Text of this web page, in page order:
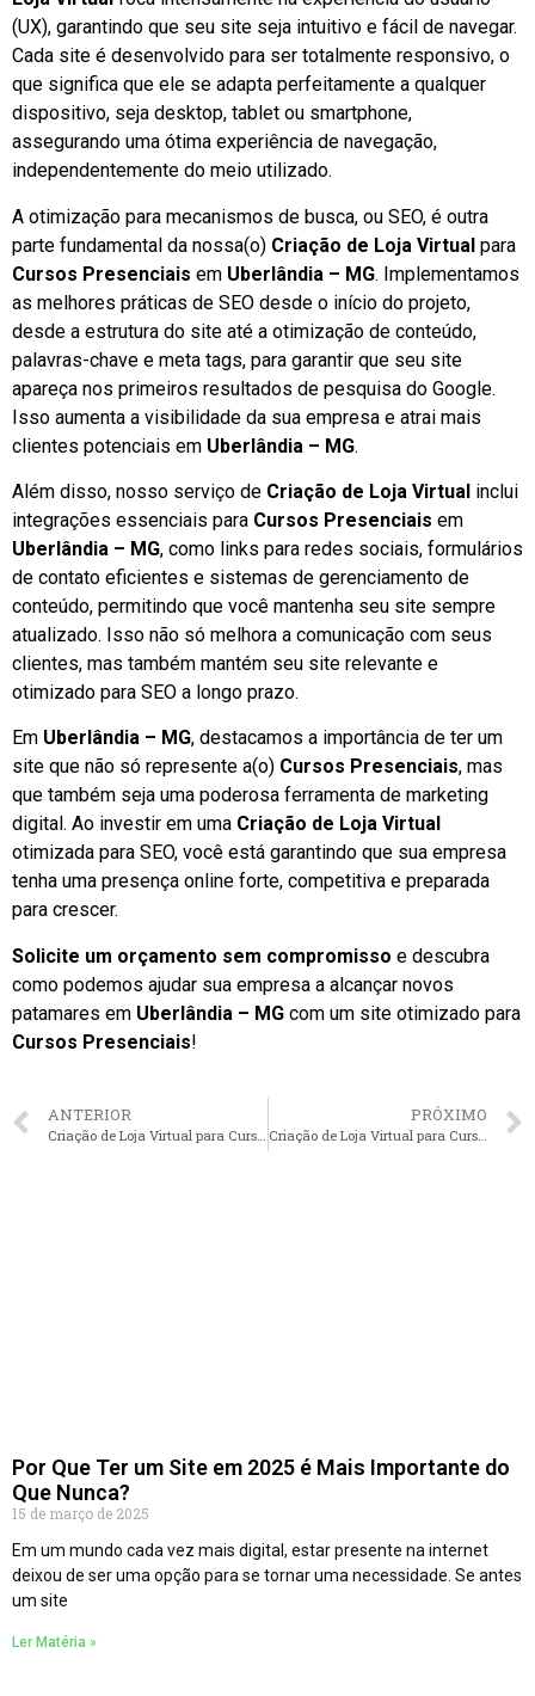
(UX), garantindo que seu site seja intuitivo e fácil de navegar.
Cada site é desenvolvido para ser totalmente responsivo, o
que significa que ele se adapta perfeitamente a qualquer
dispositivo, seja desktop, tablet ou smartphone,
assegurando uma ótima experiência de navegação,
independentemente do meio utilizado.
A otimização para mecanismos de busca, ou SEO, é outra
parte fundamental da nossa(o) Criação de Loja Virtual para
Cursos Presenciais em Uberlândia – MG. Implementamos
as melhores práticas de SEO desde o início do projeto,
desde a estrutura do site até a otimização de conteúdo,
palavras-chave e meta tags, para garantir que seu site
apareça nos primeiros resultados de pesquisa do Google.
Isso aumenta a visibilidade da sua empresa e atrai mais
clientes potenciais em Uberlândia – MG.
Além disso, nosso serviço de Criação de Loja Virtual inclui
integrações essenciais para Cursos Presenciais em
Uberlândia – MG, como links para redes sociais, formulários
de contato eficientes e sistemas de gerenciamento de
conteúdo, permitindo que você mantenha seu site sempre
atualizado. Isso não só melhora a comunicação com seus
clientes, mas também mantém seu site relevante e
otimizado para SEO a longo prazo.
Em Uberlândia – MG, destacamos a importância de ter um
site que não só represente a(o) Cursos Presenciais, mas
que também seja uma poderosa ferramenta de marketing
digital. Ao investir em uma Criação de Loja Virtual
otimizada para SEO, você está garantindo que sua empresa
tenha uma presença online forte, competitiva e preparada
para crescer.
Solicite um orçamento sem compromisso e descubra
como podemos ajudar sua empresa a alcançar novos
patamares em Uberlândia – MG com um site otimizado para
Cursos Presenciais!
ANTERIOR
Criação de Loja Virtual para Cursos Presenciais em Niterói – RJ faça seu orçamento
PRÓXIMO
Criação de Loja Virtual para Cursos Presenciais em Joinville – SC faça seu orçamento
Por Que Ter um Site em 2025 é Mais Importante do
Que Nunca?
15 de março de 2025
Em um mundo cada vez mais digital, estar presente na internet
deixou de ser uma opção para se tornar uma necessidade. Se antes
um site
Ler Matéria »